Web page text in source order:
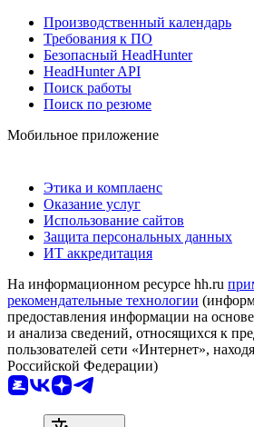
Производственный календарь
Требования к ПО
Безопасный HeadHunter
HeadHunter API
Поиск работы
Поиск по резюме
Мобильное приложение
Этика и комплаенс
Оказание услуг
Использование сайтов
Защита персональных данных
ИТ аккредитация
На информационном ресурсе hh.ru
рекомендательные технологии
предоставления информации на
и анализа сведений, относящихся к
пользователей сети «Интернет»,
Российской Федерации)